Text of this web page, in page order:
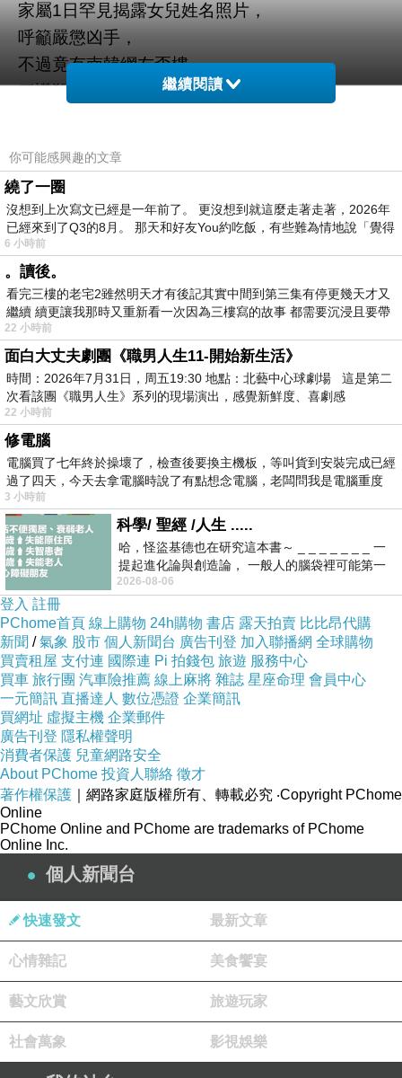
家屬1日罕見揭露女兒姓名照片，
呼籲嚴懲凶手，
不過竟有南韓網友歪樓，
稱讚殺人犯高顏值、長得帥，
上一篇：感情糾紛，香消玉損
下一篇：啦啦隊女孩汶汶遭砍
繼續閱讀
你可能感興趣的文章
繞了一圈
沒想到上次寫文已經是一年前了。 更沒想到就這麼走著走著，2026年
已經來到了Q3的8月。 那天和好友You約吃飯，有些難為情地說「覺得
6 小時前
。讀後。
看完三樓的老宅2雖然明天才有後記其實中間到第三集有停更幾天才又
繼續 續更讓我那時又重新看一次因為三樓寫的故事 都需要沉浸且要帶
有
22 小時前
面白大丈夫劇團《職男人生11-開始新生活》
時間：2026年7月31日，周五19:30 地點：北藝中心球劇場 這是第二
次看該團《職男人生》系列的現場演出，感覺新鮮度、喜劇感
22 小時前
修電腦
電腦買了七年終於操壞了，檢查後要換主機板，等叫貨到安裝完成已經
過了四天，今天去拿電腦時說了有點想念電腦，老闆問我是電腦重度
3 小時前
科學/ 聖經 /人生 .....
哈，怪盜基德也在研究這本書～ _ _ _ _ _ _ _ 一
提起進化論與創造論， 一般人的腦袋裡可能第一
時間就有「 進化論很科
2026-08-06
登入 註冊
PChome首頁 線上購物 24h購物 書店 露天拍賣 比比昂代購
新聞 /氣象 股市 個人新聞台 廣告刊登 加入聯播網 全球購物
買賣租屋 支付連 國際連 Pi 拍錢包 旅遊 服務中心
買車 旅行團 汽車險推薦 線上麻將 雜誌 星座命理 會員中心
一元簡訊 直播達人 數位憑證 企業簡訊
買網址 虛擬主機 企業郵件
廣告刊登 隱私權聲明
消費者保護 兒童網路安全
About PChome 投資人聯絡 徵才
著作權保護 ｜網路家庭版權所有、轉載必究 ‧Copyright PChome
Online
PChome Online and PChome are trademarks of PChome
Online Inc.
個人新聞台
快速發文 最新文章
心情雜記 美食饗宴
藝文欣賞 旅遊玩家
社會萬象 影視娛樂